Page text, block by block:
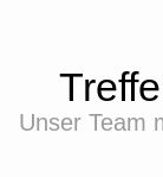
Unser Team